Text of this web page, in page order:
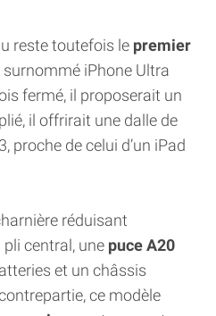
reste toutefois le premier
surnommé iPhone Ultra
fermé, il proposerait un
il offrirait une dalle de
proche de celui d’un iPad
réduisant
central, une puce A20
et un châssis
ce modèle